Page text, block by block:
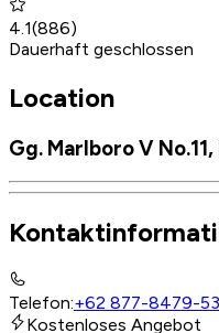
4.1(886)
Dauerhaft geschlossen
Location
Gg. Marlboro V
Telefon:+62 877-8479-
Kostenloses Angebot